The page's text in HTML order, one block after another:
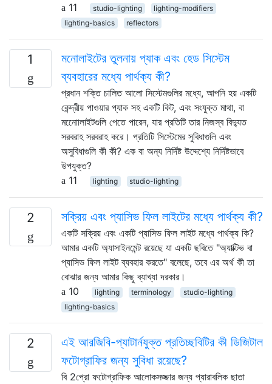
11
studio-lighting
lighting-modifiers
lighting-basics
reflectors
1
মনোলাইটের তুলনায় প্যাক এবং হেড সিস্টেম
ব্যবহারের মধ্যে পার্থক্য কী?
প্রধান শক্তি চালিত আলো সিস্টেমগুলির মধ্যে, আপনি হয় একটি
কেন্দ্রীয় পাওয়ার প্যাক সহ একটি কিট, এবং সংযুক্ত মাথা, বা
মনোোলাইটগুলি পেতে পারেন, যার প্রতিটি তার নিজস্ব বিদ্যুত
সরবরাহ সরবরাহ করে। প্রতিটি সিস্টেমের সুবিধাগুলি এবং
অসুবিধাগুলি কী কী? এক বা অন্য নির্দিষ্ট উদ্দেশ্যে নির্দিষ্টভাবে
উপযুক্ত?
11
lighting studio-lighting
2 সক্রিয় এবং প্যাসিভ ফিল লাইটের মধ্যে পার্থক্য কী?
একটি সক্রিয় এবং একটি প্যাসিভ ফিল লাইট মধ্যে পার্থক্য কি?
আমার একটি অ্যাসাইনমেন্ট রয়েছে যা একটি ছবিতে "অ্যাক্টিভ বা
প্যাসিভ ফিল লাইট ব্যবহার করতে" বলেছে, তবে এর অর্থ কী তা
বোঝার জন্য আমার কিছু ব্যাখ্যা দরকার।
10
lighting terminology
studio-lighting
lighting-basics
2
এই আরজিবি-প্যাটার্নযুক্ত প্রতিচ্ছবিটির কী ডিজিটাল
ফটোগ্রাফির জন্য সুবিধা রয়েছে?
বি 2প্রো ফটোগ্রাফিক আলোকসজ্জার জন্য প্যারাবলিক ছাতা